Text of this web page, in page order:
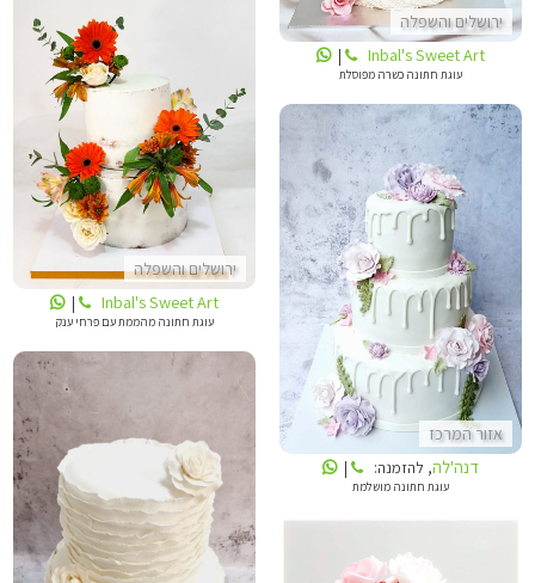
ירושלים והשפלה
Inbal's Sweet Art
|
עוגת חתונה כשרה מפוסלת
ירושלים והשפלה
INBALS CAKE ART
Inbal's Sweet Art
|
עוגת חתונה מהממת עם פרחי ענק
אזור המרכז
דנה'לה
דנה'לה, להזמנה: |
עוגת חתונה מושלמת
דנה'לה